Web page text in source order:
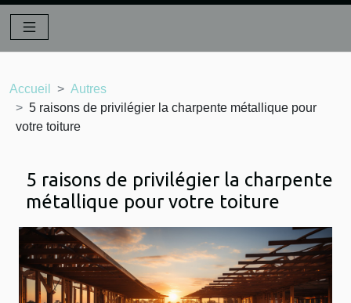
Accueil
Autres
5 raisons de privilégier la charpente métallique pour
votre toiture
5 raisons de privilégier la charpente
métallique pour votre toiture